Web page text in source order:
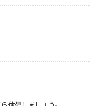
休憩しましょう。